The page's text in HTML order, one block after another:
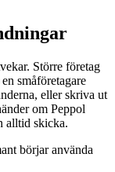
Större företag
småföretagare
eller skriva ut
om Peppol
alltid skicka.
börjar använda